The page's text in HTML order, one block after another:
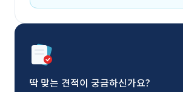
딱 맞는 견적이 궁금하신가요?